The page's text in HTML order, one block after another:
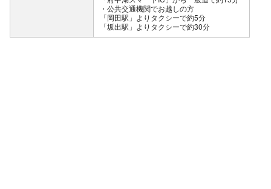
公共交通機関でお越しの方
「岡田駅」よりタクシーで約5分
「坂出駅」よりタクシーで約30分